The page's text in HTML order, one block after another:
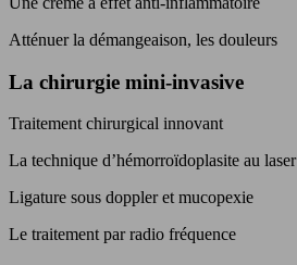
Atténuer la démangeaison, les douleurs
La chirurgie mini-invasive
Traitement chirurgical innovant
La technique d’hémorroïdoplasite au laser
Ligature sous doppler et mucopexie
Le traitement par radio fréquence